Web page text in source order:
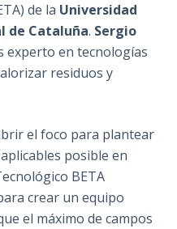
de la Universidad
de Cataluña. Sergio
experto en tecnologías
residuos y
el foco para plantear
posible en
BETA
crear un equipo
el máximo de campos